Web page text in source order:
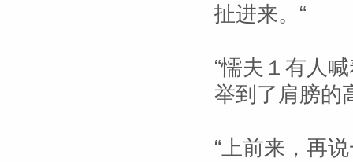
扯进来。“
“懦夫１有人
举到了肩膀的
“上前来，再